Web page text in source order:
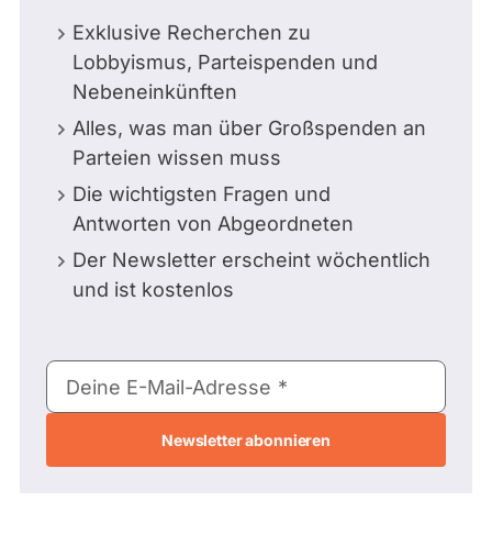
Exklusive Recherchen zu
Lobbyismus, Parteispenden und
Nebeneinkünften
Alles, was man über Großspenden an
Parteien wissen muss
Die wichtigsten Fragen und
Antworten von Abgeordneten
Der Newsletter erscheint wöchentlich
und ist kostenlos
E-
Mail-
Deine E-Mail-Adresse